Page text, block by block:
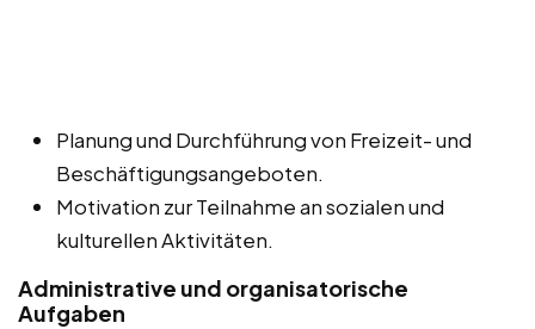
Planung und Durchführung von Freizeit- und
Beschäftigungsangeboten.
Motivation zur Teilnahme an sozialen und
kulturellen Aktivitäten.
Administrative und organisatorische
Aufgaben